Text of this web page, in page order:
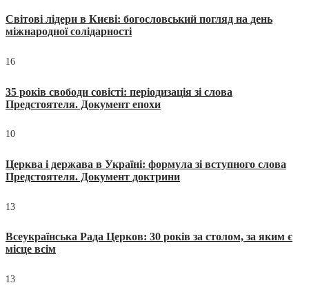
Світові лідери в Києві: богословський погляд на день
міжнародної солідарності
16
35 років свободи совісті: періодизація зі слова
Предстоятеля. Документ епохи
10
Церква і держава в Україні: формула зі вступного слова
Предстоятеля. Документ доктрини
13
Всеукраїнська Рада Церков: 30 років за столом, за яким є
місце всім
13